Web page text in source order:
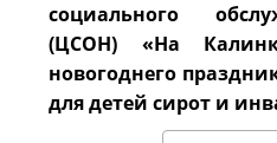
социального
(ЦСОН) «На
новогоднего
для детей сирот и